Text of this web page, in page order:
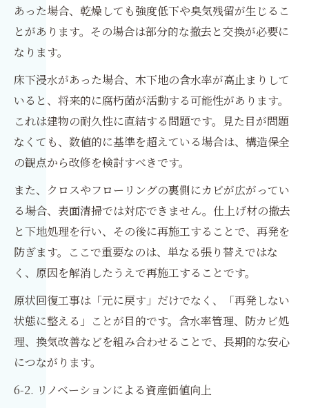
あった場合、乾燥しても強度低下や臭気残留が生じるこ
とがあります。その場合は部分的な撤去と交換が必要に
なります。
床下浸水があった場合、木下地の含水率が高止まりして
いると、将来的に腐朽菌が活動する可能性があります。
これは建物の耐久性に直結する問題です。見た目が問題
なくても、数値的に基準を超えている場合は、構造保全
の観点から改修を検討すべきです。
また、クロスやフローリングの裏側にカビが広がってい
る場合、表面清掃では対応できません。仕上げ材の撤去
と下地処理を行い、その後に再施工することで、再発を
防ぎます。ここで重要なのは、単なる張り替えではな
く、原因を解消したうえで再施工することです。
原状回復工事は「元に戻す」だけでなく、「再発しない
状態に整える」ことが目的です。含水率管理、防カビ処
理、換気改善などを組み合わせることで、長期的な安心
につながります。
6-2. リノベーションによる資産価値向上